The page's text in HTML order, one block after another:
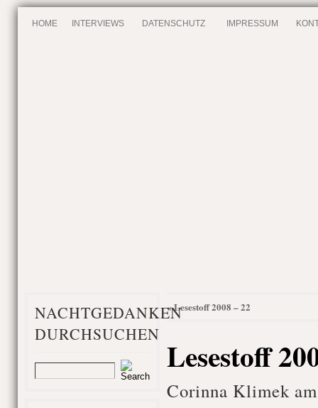
HOME INTERVIEWS DATENSCHUTZ IMPRESSUM
NACHTGEDANKEN
DURCHSUCHEN
«Lesestoff 2008 – 22
Lesestoff
Corinna Klimek